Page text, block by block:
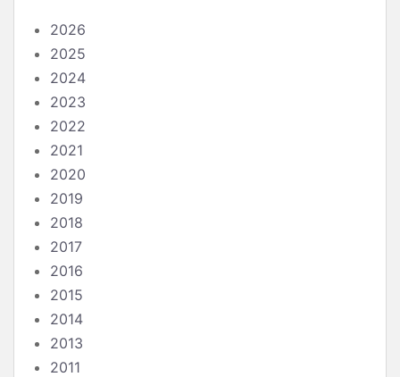
2026
2025
2024
2023
2022
2021
2020
2019
2018
2017
2016
2015
2014
2013
2011